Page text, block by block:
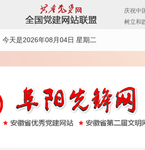
今天是2026年08月04日 星期二